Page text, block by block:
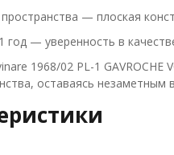
— плоская
год — уверенность в
1968/02 PL-1
оставаясь